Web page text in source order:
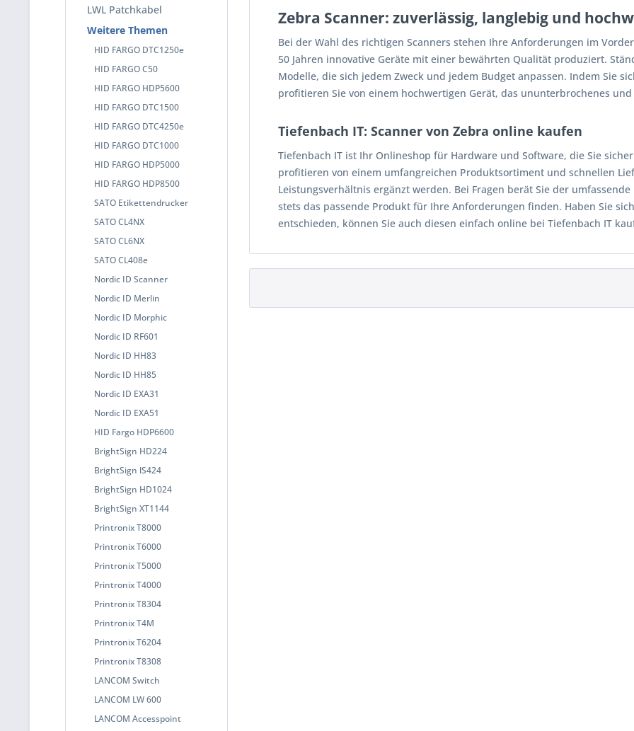
LWL Patchkabel
Weitere Themen
HID FARGO DTC1250e
HID FARGO C50
HID FARGO HDP5600
HID FARGO DTC1500
HID FARGO DTC4250e
HID FARGO DTC1000
HID FARGO HDP5000
HID FARGO HDP8500
SATO Etikettendrucker
SATO CL4NX
SATO CL6NX
SATO CL408e
Nordic ID Scanner
Nordic ID Merlin
Nordic ID Morphic
Nordic ID RF601
Nordic ID HH83
Nordic ID HH85
Nordic ID EXA31
Nordic ID EXA51
HID Fargo HDP6600
BrightSign HD224
BrightSign lS424
BrightSign HD1024
BrightSign XT1144
Printronix T8000
Printronix T6000
Printronix T5000
Printronix T4000
Printronix T8304
Printronix T4M
Printronix T6204
Printronix T8308
LANCOM Switch
LANCOM LW 600
LANCOM Accesspoint
Zebra Scanner: zuverlässig, langlebig und
Bei der Wahl des richtigen Scanners stehen Ihre Anforderungen im
50 Jahren innovative Geräte mit einer bewährten Qualität produziert.
Modelle, die sich jedem Zweck und jedem Budget anpassen. Indem Sie
profitieren Sie von einem hochwertigen Gerät, das ununterbrochenes
Tiefenbach IT: Scanner von Zebra online kaufen
Tiefenbach IT ist Ihr Onlineshop für Hardware und Software, die Sie
profitieren von einem umfangreichen Produktsortiment und schnellen
Leistungsverhältnis ergänzt werden. Bei Fragen berät Sie der
stets das passende Produkt für Ihre Anforderungen finden. Haben Sie
entschieden, können Sie auch diesen einfach online bei Tiefenbach IT